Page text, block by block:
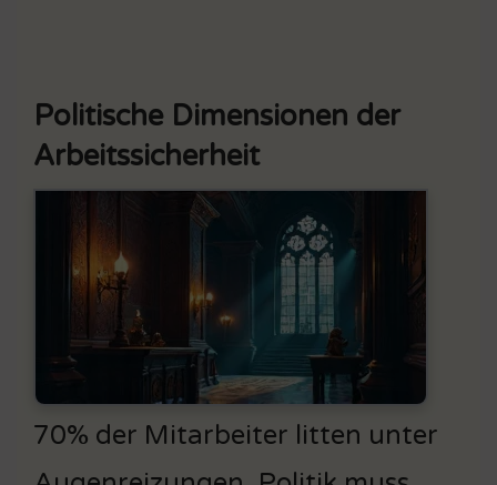
Politische Dimensionen der
Arbeitssicherheit
70% der Mitarbeiter litten unter